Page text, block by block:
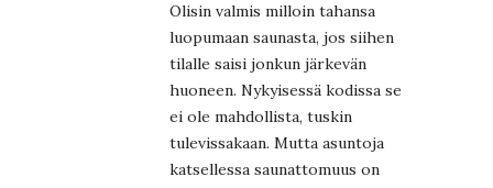
Olisin valmis milloin tahansa
luopumaan saunasta, jos siihen
tilalle saisi jonkun järkevän
huoneen. Nykyisessä kodissa se
ei ole mahdollista, tuskin
tulevissakaan. Mutta asuntoja
katsellessa saunattomuus on